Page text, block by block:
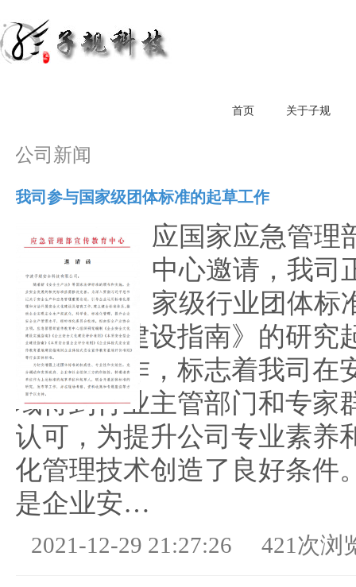
首页 关于子规
公司新闻
我司参与国家级团体标准的起草工作
应国家应急管理
中心邀请，我司
家级行业团体标
全型企业建设指南》的研究
发布等工作，标志着我司在
域得到行业主管部门和专家
认可，为提升公司专业素养
化管理技术创造了良好条件
是企业安…
2021-12-29 21:27:26 421次浏